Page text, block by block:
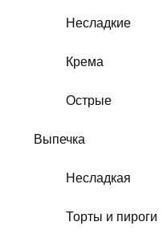
Несладкие
Крема
Острые
Выпечка
Несладкая
Торты и пироги